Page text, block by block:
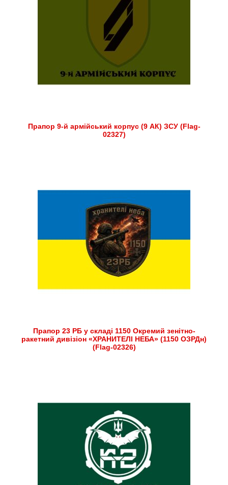
Прапор 9-й армійський корпус (9 АК) ЗСУ (Flag-
02327)
Прапор 23 РБ у складі 1150 Окремий зенітно-
ракетний дивізіон «ХРАНИТЕЛІ НЕБА» (1150 ОЗРДн)
(Flag-02326)